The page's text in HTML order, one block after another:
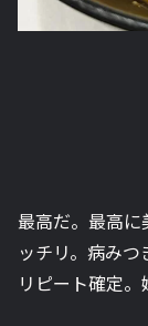
最高だ。最高
ッチリ。病み
リピート確定。